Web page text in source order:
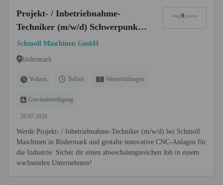
Projekt- / Inbetriebnahme-
Techniker (m/w/d) Schwerpunkt
Laser, LED-Anlagen & Robotik
Schmoll Maschinen GmbH
Rödermark
Vollzeit Teilzeit Weiterbildungen
Gewinnbeteiligung
29.07.2026
Werde Projekt- / Inbetriebnahme-Techniker (m/w/d) bei Schmoll
Maschinen in Rödermark und gestalte innovative CNC-Anlagen für
die Industrie. Sicher dir einen abwechslungsreichen Job in einem
wachsenden Unternehmen!